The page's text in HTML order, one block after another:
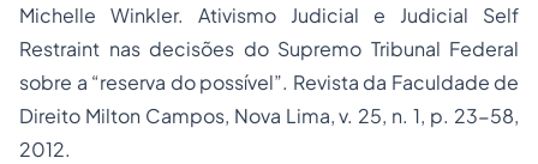
Michelle Winkler. Ativismo Judicial e Judicial Self
Restraint nas decisões do Supremo Tribunal Federal
sobre a “reserva do possível”. Revista da Faculdade de
Direito Milton Campos, Nova Lima, v. 25, n. 1, p. 23-58,
2012.